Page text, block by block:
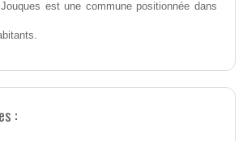
Jouques est une commune positionnée dans
: